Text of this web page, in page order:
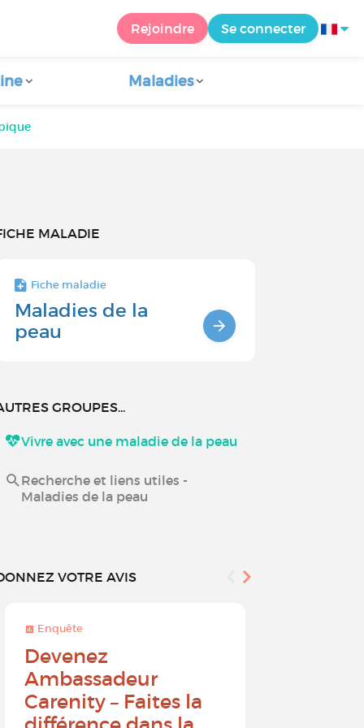
Rejoindre Se connecter
Maladies
MALADIE
Fiche maladie
Maladies de la
peau
GROUPES...
Vivre avec une maladie de la peau
Recherche et liens utiles -
Maladies de la peau
VOTRE AVIS
Enquête
Devenez
Ambassadeur
Carenity – Faites la